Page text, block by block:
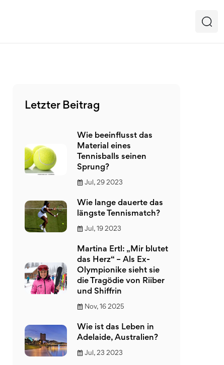
Letzter Beitrag
Wie beeinflusst das
Material eines
Tennisballs seinen
Sprung?
Jul, 29 2023
Wie lange dauerte das
längste Tennismatch?
Jul, 19 2023
Martina Ertl: „Mir blutet
das Herz“ – Als Ex-
Olympionike sieht sie
die Tragödie von Riiber
und Shiffrin
Nov, 16 2025
Wie ist das Leben in
Adelaide, Australien?
Jul, 23 2023